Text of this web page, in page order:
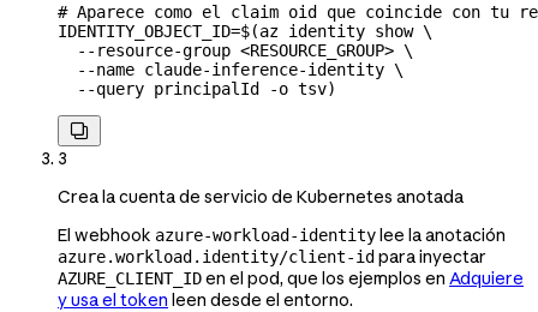
# Aparece como el claim oid que coincide con tu
IDENTITY_OBJECT_ID=$(az identity show \
  --resource-group
<RESOURCE_GROUP> \
  --name
claude-inference-identity \
  --query
principalId -o tsv)

3
Crea la cuenta de servicio de Kubernetes anotada
El webhook azure-workload-identitylee la anotación
azure.workload.identity/client-id para inyectar
AZURE_CLIENT_IDen el pod, que los ejemplos en Adquiere
y usa el token leen desde el entorno.